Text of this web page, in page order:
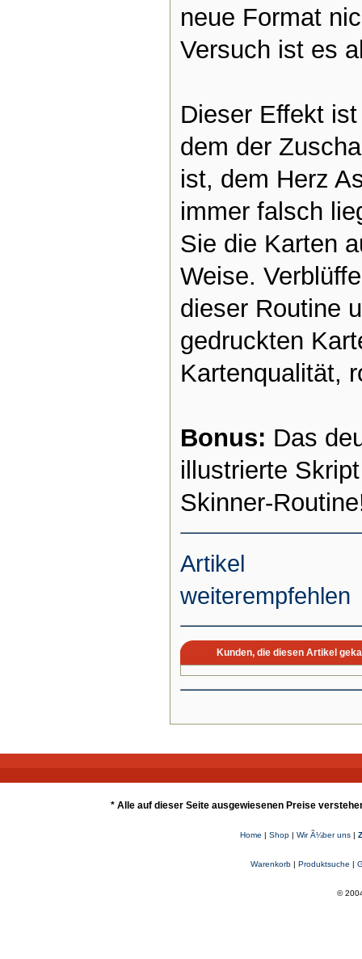
neue Format
Versuch ist es
Dieser Effekt
dem der
ist, dem Herz
immer falsch
Sie die Karten
Weise.
dieser Routine
gedruckten
Kartenqualität,
Bonus: Das
illustrierte
Skinner-
Artikel
weiterempfehlen
Kunden, die diesen Artikel
* Alle auf dieser Seite ausgewiesenen Preise
Home | Shop| Wir Ã¼ber uns|
Warenkorb| Produktsuche |
©